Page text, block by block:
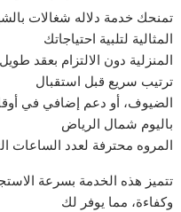
تمنحك خدمة دلاله شغالات
المثالية لتلبية احتياجاتك
المنزلية دون الالتزام بعقد
ترتيب سريع قبل استقبال
الضيوف، أو دعم إضافي في
باليوم شمال الرياض
المروه محترفة لعدد الساعات
تتميز هذه الخدمة بسرعة
وكفاءة، مما يوفر لك